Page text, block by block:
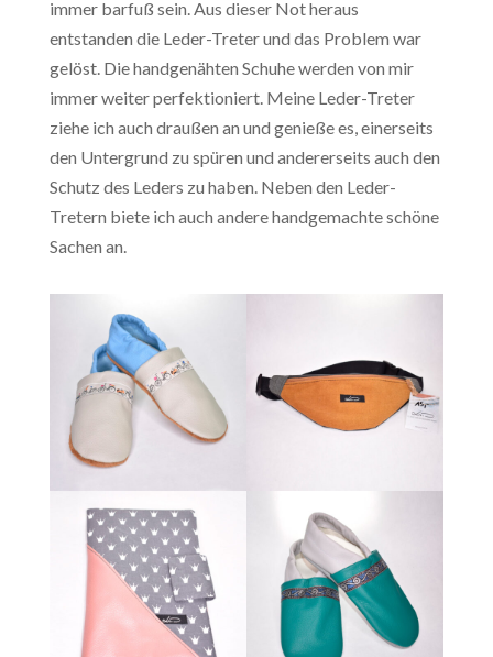
immer barfuß sein. Aus dieser Not heraus
entstanden die Leder-Treter und das Problem war
gelöst. Die handgenähten Schuhe werden von mir
immer weiter perfektioniert. Meine Leder-Treter
ziehe ich auch draußen an und genieße es, einerseits
den Untergrund zu spüren und andererseits auch den
Schutz des Leders zu haben. Neben den Leder-
Tretern biete ich auch andere handgemachte schöne
Sachen an.